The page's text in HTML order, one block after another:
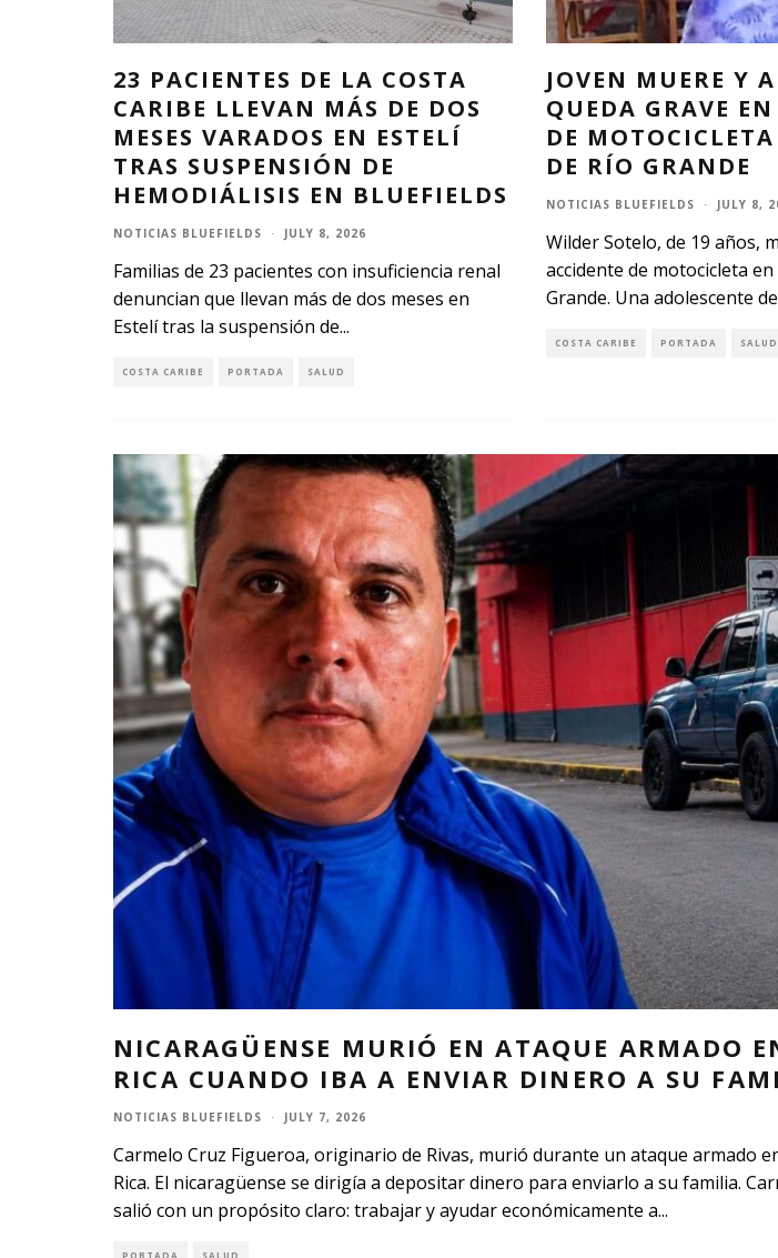
23 PACIENTES DE LA COSTA
CARIBE LLEVAN MÁS DE DOS
MESES VARADOS EN ESTELÍ
TRAS SUSPENSIÓN DE
HEMODIÁLISIS EN BLUEFIELDS
NOTICIAS BLUEFIELDS · JULY 8, 2026
Familias de 23 pacientes con insuficiencia renal
denuncian que llevan más de dos meses en
Estelí tras la suspensión de...
COSTA CARIBE PORTADA SALUD
JOVEN MUERE Y
QUEDA GRAVE
DE
DE RÍO GRANDE
NOTICIAS BLUEFIELDS · JULY 8,
Wilder Sotelo, de 19 años,
accidente de motocicleta en
Grande. Una adolescente de
COSTA CARIBE PORTADA SALUD
NICARAGÜENSE MURIÓ EN ATAQUE ARMADO
RICA CUANDO IBA A ENVIAR DINERO A SU
NOTICIAS BLUEFIELDS · JULY 7, 2026
Carmelo Cruz Figueroa, originario de Rivas, murió durante un ataque armado
Rica. El nicaragüense se dirigía a depositar dinero para enviarlo a su familia.
salió con un propósito claro: trabajar y ayudar económicamente a...
PORTADA SALUD